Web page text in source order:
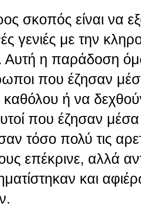
σκοπός είναι να
γενιές με την
η παράδοση
που έζησαν
ή να
που έζησαν
τόσο πολύ τις
επέκρινε, αλλά
και